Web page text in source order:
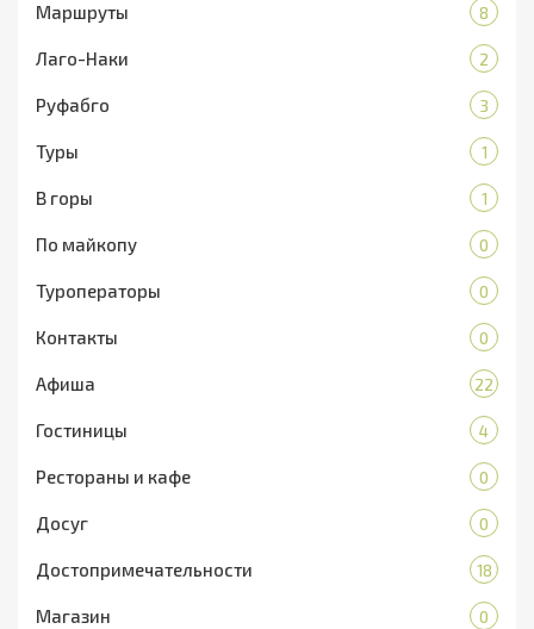
Маршруты 8
Лаго-Наки 2
Руфабго 3
Туры 1
В горы 1
По майкопу 0
Туроператоры 0
Контакты 0
Афиша 22
Гостиницы 4
Рестораны и кафе 0
Досуг 0
Достопримечательности 18
Магазин 0